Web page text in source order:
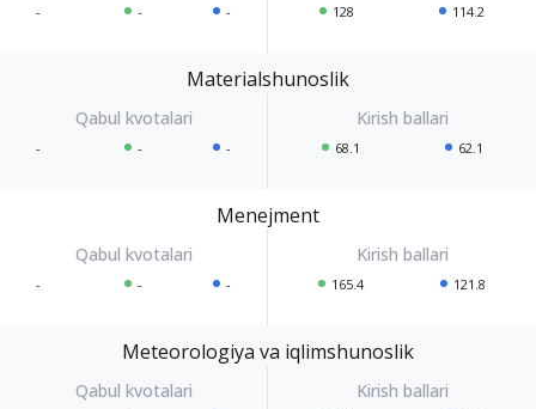
- - - 128 114.2
Materialshunoslik
- - - 68.1 62.1
Menejment
- - - 165.4 121.8
Meteorologiya va iqlimshunoslik